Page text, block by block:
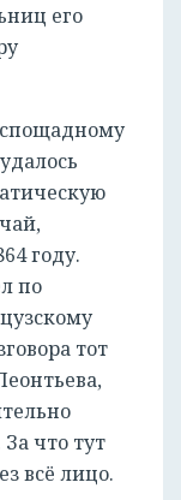
его
году.
по
тот
что тут
всё лицо.